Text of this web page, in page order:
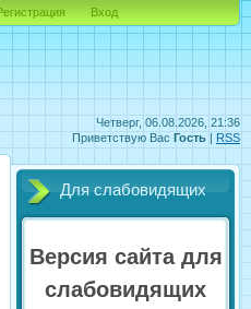
Четверг, 06.08.2026, 21:36
Приветствую Вас Гость | RSS
Вход
Для слабовидящих
Версия сайта для
слабовидящих